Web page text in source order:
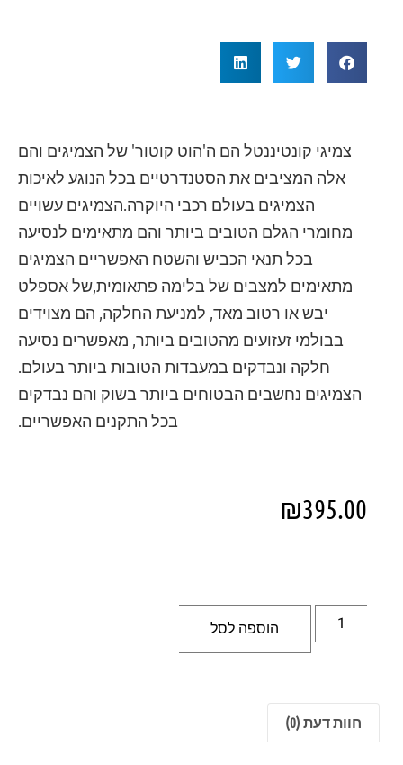
צמיגי קונטיננטל הם ה'הוט קוטור' של הצמיגים והם
אלה המציבים את הסטנדרטיים בכל הנוגע לאיכות
הצמיגים בעולם רכבי היוקרה.הצמיגים עשויים
מחומרי הגלם הטובים ביותר והם מתאימים לנסיעה
בכל תנאי הכביש והשטח האפשריים הצמיגים
מתאימים למצבים של בלימה פתאומית,של אספלט
יבש או רטוב מאד, למניעת החלקה, הם מצוידים
בבולמי זעזועים מהטובים ביותר, מאפשרים נסיעה
חלקה ונבדקים במעבדות הטובות ביותר בעולם.
הצמיגים נחשבים הבטוחים ביותר בשוק והם נבדקים
בכל התקנים האפשריים.
₪395.00
הוספה לסל
חוות דעת (0)